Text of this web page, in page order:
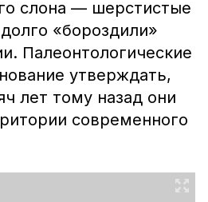
слона — шерстистые
«бороздили»
Палеонтологические
утверждать,
лет тому назад они
современного